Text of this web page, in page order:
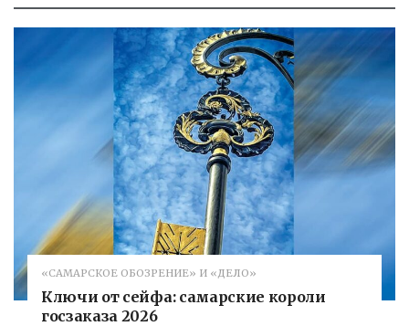
«САМАРСКОЕ ОБОЗРЕНИЕ» И «ДЕЛО»
Ключи от сейфа: самарские короли
госзаказа 2026